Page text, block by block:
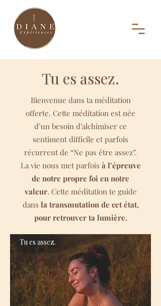
Tu es assez.
Bienvenue dans ta méditation
offerte. Cette méditation est née
d’un besoin d’alchimiser ce
sentiment difficile et parfois
récurrent de “Ne pas être assez”.
La vie nous met parfois à l’épreuve
de notre propre foi en notre
valeur. Cette méditation te guide
dans la transmutation de cet état,
pour retrouver ta lumière.
Tu es assez.